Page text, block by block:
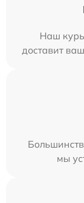
Наш
доставит
мы